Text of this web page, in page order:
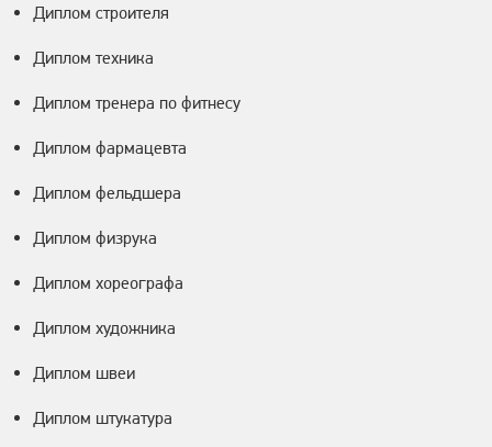
Диплом строителя
Диплом техника
Диплом тренера по фитнесу
Диплом фармацевта
Диплом фельдшера
Диплом физрука
Диплом хореографа
Диплом художника
Диплом швеи
Диплом штукатура